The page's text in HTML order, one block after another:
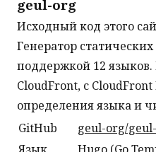
geul-org
Исходный код этого
Генератор
поддержкой 12 языков.
CloudFront, с
определения языка и
GitHub
geul-org/